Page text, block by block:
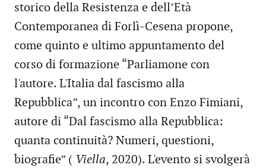
storico della Resistenza e dell’Età
Contemporanea di Forlì-Cesena propone,
come quinto e ultimo appuntamento del
corso di formazione “Parliamone con
l'autore. L'Italia dal fascismo alla
Repubblica”, un incontro con Enzo Fimiani,
autore di “Dal fascismo alla Repubblica:
quanta continuità? Numeri, questioni,
biografie” ( Viella, 2020). L'evento si svolgerà